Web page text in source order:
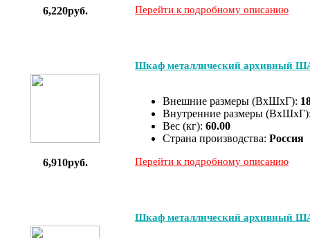
6,220руб. Перейти к подробному описанию
6,910руб.
Шкаф металлический архивный
Внешние размеры (ВхШхГ):
Внутренние размеры
Вес (кг): 60.00
Страна производства: Россия
Перейти к подробному описанию
Шкаф металлический архивный